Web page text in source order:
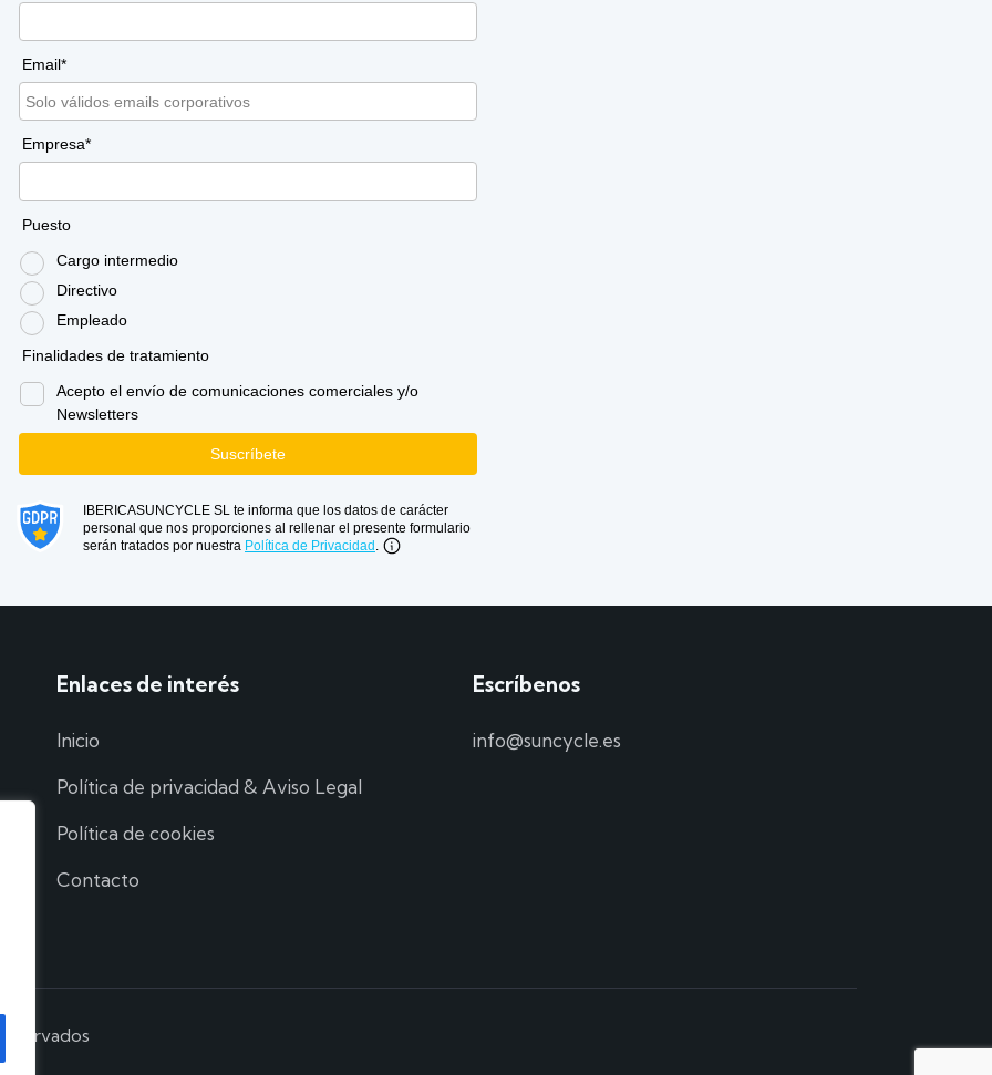
Enlaces de interés
Inicio
Política de privacidad & Aviso Legal
Política de cookies
Contacto
Escríbenos
info@suncycle.es